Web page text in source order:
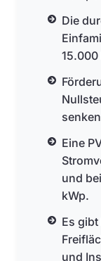
Die
15.000
Eine
und
kWp.
Es
und